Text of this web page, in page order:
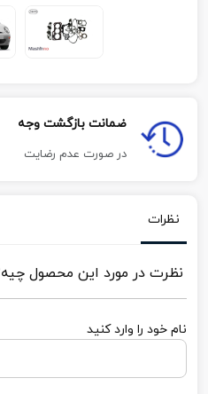
ضمانت بازگشت وجه
در صورت عدم رضایت
نظرات
نظرت در مورد این محصول
نام خود را وارد کنید